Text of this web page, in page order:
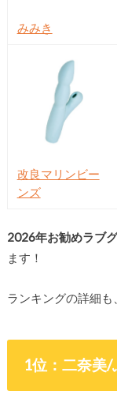
みみき
改良マリンビー
ンズ
2026年お勧めラブ
ます！
ランキングの詳細も
1位：二奈美/